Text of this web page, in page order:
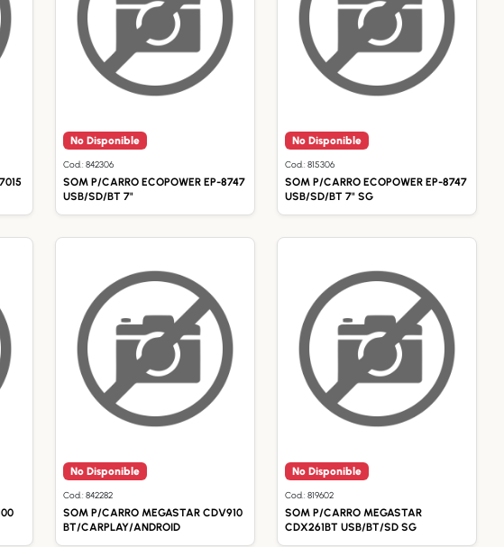
No Disponible
Cod.: 842306
SOM P/CARRO ECOPOWER EP-8747
USB/SD/BT 7"
No Disponible
Cod.: 815306
SOM P/CARRO ECOPOWER EP-8747
USB/SD/BT 7" SG
No Disponible
Cod.: 842282
SOM P/CARRO MEGASTAR CDV910
BT/CARPLAY/ANDROID
No Disponible
Cod.: 819602
SOM P/CARRO MEGASTAR
CDX261BT USB/BT/SD SG